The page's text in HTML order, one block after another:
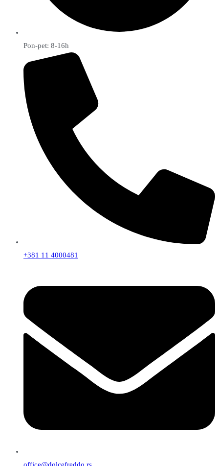
Pon-pet: 8-16h
+381 11 4000481
office@dolcefreddo.rs